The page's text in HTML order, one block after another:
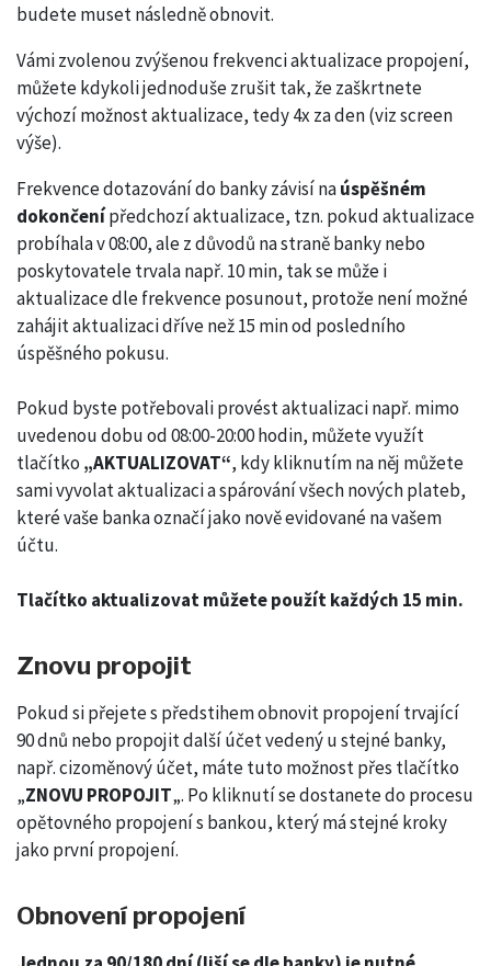
budete muset následně obnovit.
Vámi zvolenou zvýšenou frekvenci aktualizace propojení,
můžete kdykoli jednoduše zrušit tak, že zaškrtnete
výchozí možnost aktualizace, tedy 4x za den (viz screen
výše).
Frekvence dotazování do banky závisí naúspěšném
dokončenípředchozí aktualizace, tzn. pokud aktualizace
probíhala v 08:00, ale z důvodů na straně banky nebo
poskytovatele trvala např. 10 min, tak se může i
aktualizace dle frekvence posunout, protože není možné
zahájit aktualizaci dříve než 15 min od posledního
úspěšného pokusu.
Pokud byste potřebovali provést aktualizaci např. mimo
uvedenou dobu od 08:00-20:00 hodin, můžete využít
tlačítko „AKTUALIZOVAT“, kdy kliknutím na něj můžete
sami vyvolat aktualizaci a spárování všech nových plateb,
které vaše banka označí jako nově evidované na vašem
účtu.
Tlačítko aktualizovat můžete použít každých 15 min.
Znovu propojit
Pokud si přejete s předstihem obnovit propojení trvající
90 dnů nebo propojit další účet vedený u stejné banky,
např. cizoměnový účet, máte tuto možnost přes tlačítko
„ZNOVU PROPOJIT„. Po kliknutí se dostanete do procesu
opětovného propojení s bankou, který má stejné kroky
jako první propojení.
Obnovení propojení